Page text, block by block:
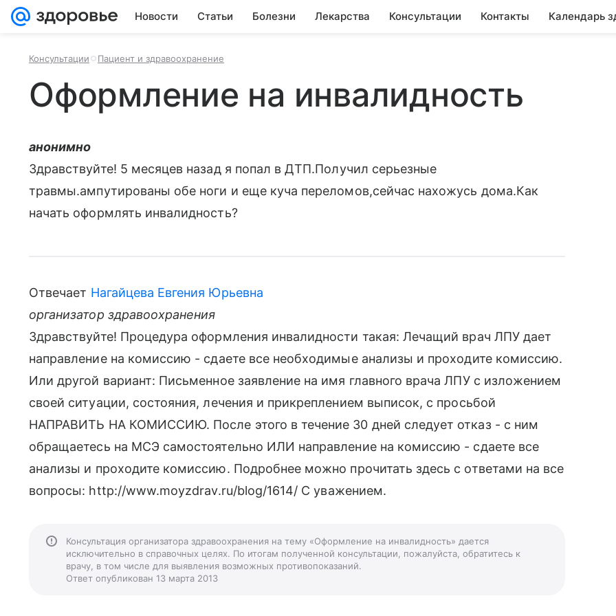
Новости Статьи Болезни Лекарства Консультации Контакты Календарь
Консультации Пациент и здравоохранение
Оформление на инвалидность
анонимно
Здравствуйте! 5 месяцев назад я попал в ДТП.Получил серьезные
травмы.ампутированы обе ноги и еще куча переломов,сейчас нахожусь дома.Как
начать оформлять инвалидность?
Отвечает Нагайцева Евгения Юрьевна
организатор здравоохранения
Здравствуйте! Процедура оформления инвалидности такая: Лечащий врач ЛПУ дает
направление на комиссию - сдаете все необходимые анализы и проходите комиссию.
Или другой вариант: Письменное заявление на имя главного врача ЛПУ с изложением
своей ситуации, состояния, лечения и прикреплением выписок, с просьбой
НАПРАВИТЬ НА КОМИССИЮ. После этого в течение 30 дней следует отказ - с ним
обращаетесь на МСЭ самостоятельно ИЛИ направление на комиссию - сдаете все
анализы и проходите комиссию. Подробнее можно прочитать здесь с ответами на все
вопросы: http://www.moyzdrav.ru/blog/1614/ С уважением.
Консультация организатора здравоохранения на тему «Оформление на инвалидность» дается
исключительно в справочных целях. По итогам полученной консультации, пожалуйста, обратитесь к
врачу, в том числе для выявления возможных противопоказаний.
Ответ опубликован 13 марта 2013